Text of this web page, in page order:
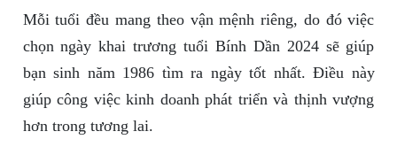
Mỗi tuổi đều mang theo vận mệnh riêng, do đó việc
chọn ngày khai trương tuổi Bính Dần 2024 sẽ giúp
bạn sinh năm 1986 tìm ra ngày tốt nhất. Điều này
giúp công việc kinh doanh phát triển và thịnh vượng
hơn trong tương lai.